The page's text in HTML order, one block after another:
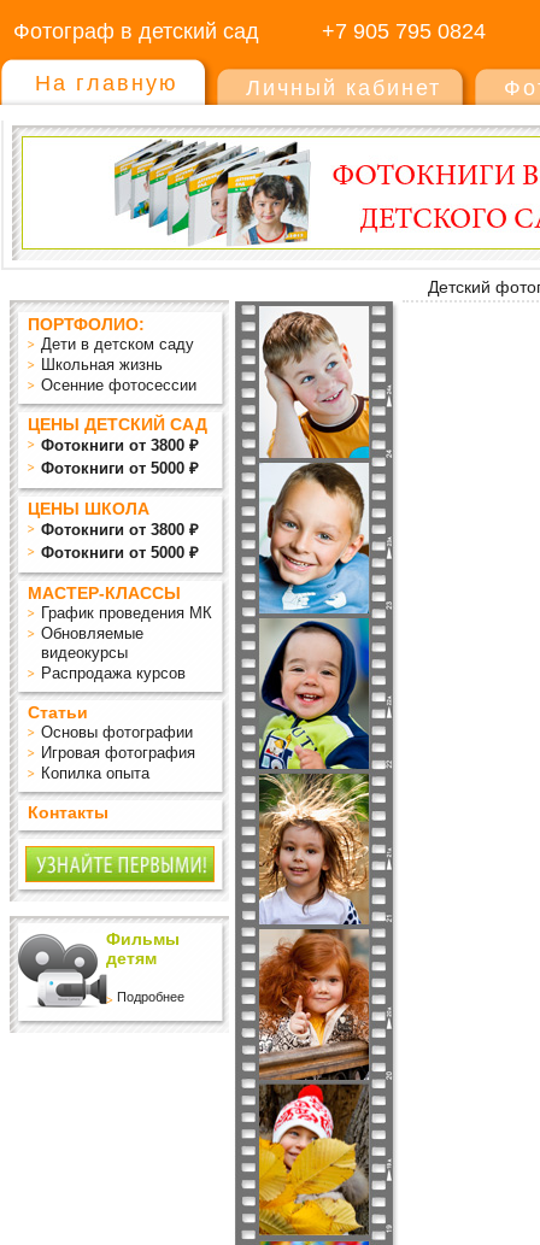
Фотограф в детский сад +7 905 795 0824
На главную Личный кабинет
Детский
ПОРТФОЛИО:
Дети в детском саду
Школьная жизнь
Осенние фотосессии
ЦЕНЫ ДЕТСКИЙ САД
Фотокниги от 3800 ₽
Фотокниги от 5000 ₽
ЦЕНЫ ШКОЛА
Фотокниги от 3800 ₽
Фотокниги от 5000 ₽
МАСТЕР-КЛАССЫ
График проведения МК
Обновляемые
видеокурсы
Распродажа курсов
Статьи
Основы фотографии
Игровая фотография
Копилка опыта
Контакты
Фильмы
детям
Подробнее